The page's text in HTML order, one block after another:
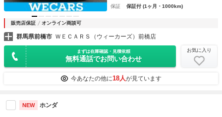
保証
保証付 (1ヶ月・1000km)
販売店保証 オンライン商談可
群馬県前橋市 ＷＥＣＡＲＳ（ウィーカーズ）前橋店
まずは在庫確認・見積依頼
無料通話でお問い合わせ
お気に入り
今あなたの他に18人が見ています
NEW ホンダ